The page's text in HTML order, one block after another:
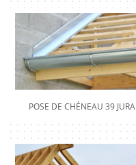
POSE DE CHÉNEAU 39 JURA